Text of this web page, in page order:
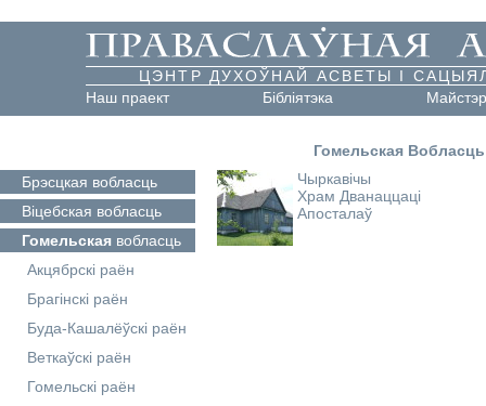
ЦЭНТР ДУХОЎНАЙ АСВЕТЫ І
Наш праект
Бібліятэка
Гомельская Вобласць
Брэсцкая вобласць
Віцебская вобласць
Гомельская вобласць
Акцябрскі раён
Брагінскі раён
Буда-Кашалёўскі раён
Веткаўскі раён
Гомельскі раён
Чыркавічы
Храм Дванаццаці
Апосталаў